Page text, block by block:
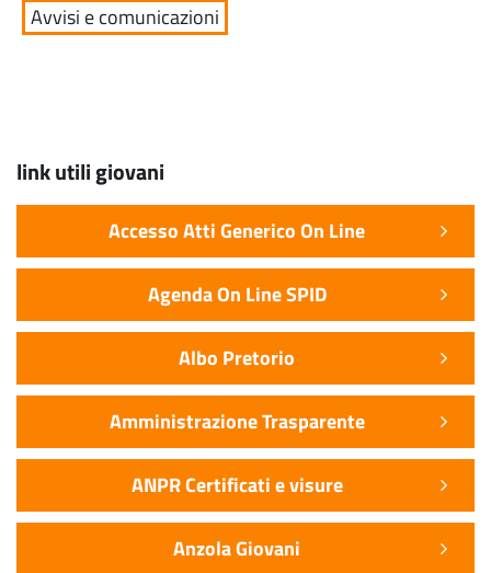
Avvisi e comunicazioni
link utili giovani
Accesso Atti Generico On Line
Agenda On Line SPID
Albo Pretorio
Amministrazione Trasparente
ANPR Certificati e visure
Anzola Giovani